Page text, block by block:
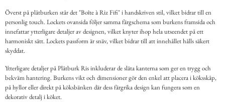
Överst på plåtburken står det "Boîte à Riz Fifi" i handskriven stil, vilket bidrar till en
personlig touch. Lockets ovansida följer samma färgschema som burkens framsida och
innefattar ytterligare detaljer av designen, vilket knyter ihop hela utseendet på ett
harmoniskt sätt. Lockets passform är snäv, vilket bidrar till att innehållet hålls säkert
skyddat.
Ytterligare detaljer på Plåtburk Ris inkluderar de släta kanterna som ger en trygg och
bekväm hantering. Burkens vikt och dimensioner gör den enkel att placera i köksskåp,
på hyllor eller direkt på köksbänken där dess färgrika design kan fungera som en
dekorativ detalj i köket.